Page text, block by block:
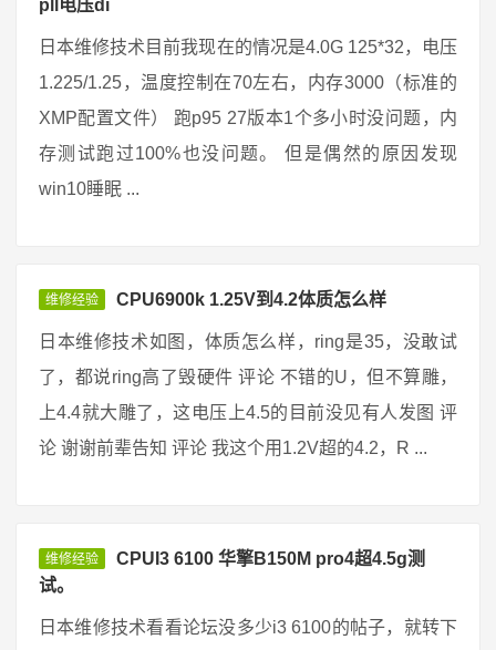
pll电压di
日本维修技术目前我现在的情况是4.0G 125*32，电压
1.225/1.25，温度控制在70左右，内存3000（标准的
XMP配置文件） 跑p95 27版本1个多小时没问题，内
存测试跑过100%也没问题。 但是偶然的原因发现
win10睡眠 ...
维修经验 CPU6900k 1.25V到4.2体质怎么样
日本维修技术如图，体质怎么样，ring是35，没敢试
了，都说ring高了毁硬件 评论 不错的U，但不算雕，
上4.4就大雕了，这电压上4.5的目前没见有人发图 评
论 谢谢前辈告知 评论 我这个用1.2V超的4.2，R ...
维修经验
CPUI3 6100 华擎B150M pro4超4.5g测
试。
日本维修技术看看论坛没多少i3 6100的帖子，就转下